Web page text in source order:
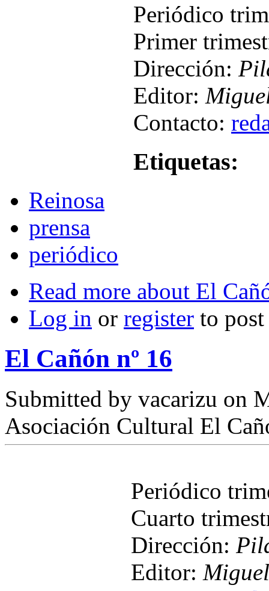
Periódico
Primer
Dirección:
Editor:
Contacto:
Etiquetas:
Reinosa
prensa
periódico
Read more about El
Log in or register to
El Cañón nº 16
Submitted by vacarizu on
Asociación Cultural El
Periódico
Cuarto
Dirección:
Editor: